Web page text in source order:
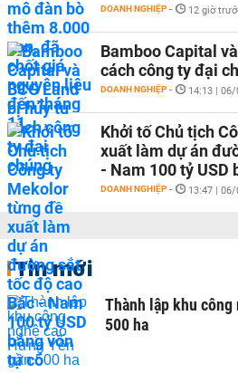
DOANH NGHIỆP - 12 giờ
Bamboo Capital
cách công ty đại
DOANH NGHIỆP - 14:13 |
Khởi tố Chủ tịch
xuất làm dự án
- Nam 100 tỷ USD
DOANH NGHIỆP - 13:47 |
Tin mới
Thành lập khu công
500 ha